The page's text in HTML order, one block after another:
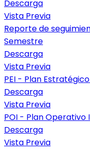
Descarga
Vista Previa
Reporte de
Semestre
Descarga
Vista Previa
PEI - Plan
Descarga
Vista Previa
POI - Plan Operativo
Descarga
Vista Previa